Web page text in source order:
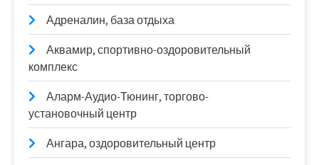
Адреналин, база отдыха
Аквамир, спортивно-оздоровительный
комплекс
Аларм-Аудио-Тюнинг, торгово-
установочный центр
Ангара, оздоровительный центр